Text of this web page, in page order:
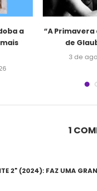
a
“A Primavera
de
3 de
1
2" (2024): FAZ UMA